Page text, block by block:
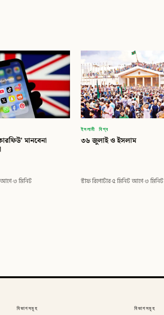
মানবেনা
আগে·৩ মিনিট
ইসলামী বিশ্ব
৩৬ জুলাই ও ইসলাম
স্টাফ রিপোর্টার·৫ মিনিট আগে·৩ মিনিট
বিভাগসমূহ বিভাগসমূহ